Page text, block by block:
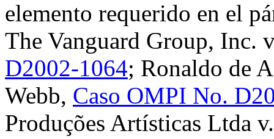
elemento requerido en el
The Vanguard Group, Inc.
D2002-1064; Ronaldo de
Webb, Caso OMPI No.
Produções Artísticas Ltda